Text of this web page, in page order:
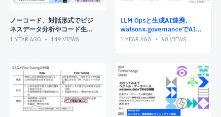
ノーコード、対話形式でビジ
ネスデータ分析やコード生成
を実現するAI
1 YEAR AGO 149 VIEWS
LLM Opsと生成AI連携、
watsonx.governanceでAIモ
デルの統制を実践
1 YEAR AGO 90 VIEWS